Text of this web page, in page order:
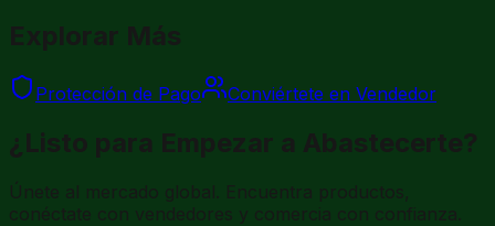
Explorar Más
Protección de Pago Conviértete en Vendedor
¿Listo para Empezar a Abastecerte?
Únete al mercado global. Encuentra productos,
conéctate con vendedores y comercia con confianza.